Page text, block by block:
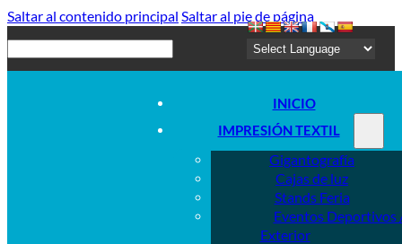
Saltar al contenido principal Saltar al pie de página
INICIO
IMPRESIÓN TEXTIL
Gigantografía
Cajas de luz
Stands Feria
Eventos Deportivos
Exterior